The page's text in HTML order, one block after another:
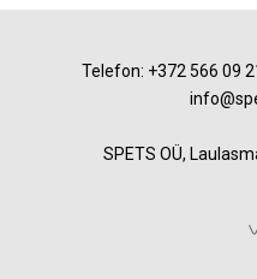
Telefon: +372 566 09
SPETS OÜ,